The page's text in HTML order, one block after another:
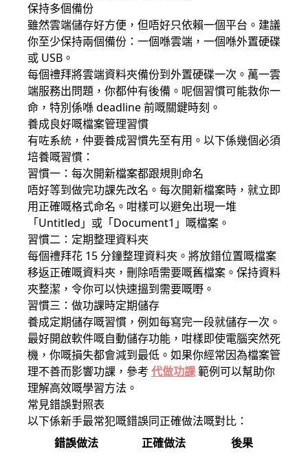
保持多個備份
雖然雲端儲存好方便，但唔好只依賴一個平台。建議
你至少保持兩個備份：一個喺雲端，一個喺外置硬碟
或 USB。
每個禮拜將雲端資料夾備份到外置硬碟一次。萬一雲
端服務出問題，你都仲有後備。呢個習慣可能救你一
命，特別係喺 deadline 前嘅關鍵時刻。
養成良好嘅檔案管理習慣
有咗系統，仲要養成習慣先至有用。以下係幾個必須
培養嘅習慣：
習慣一：每次開新檔案都跟規則命名
唔好等到做完功課先改名。每次開新檔案時，就立即
用正確嘅格式命名。咁樣可以避免出現一堆
「Untitled」或「Document1」嘅檔案。
習慣二：定期整理資料夾
每個禮拜花 15 分鐘整理資料夾。將放錯位置嘅檔案
移返正確嘅資料夾，刪除唔需要嘅舊檔案。保持資料
夾整潔，令你可以快速搵到需要嘅嘢。
習慣三：做功課時定期儲存
養成定期儲存嘅習慣，例如每寫完一段就儲存一次。
最好開啟軟件嘅自動儲存功能，咁樣即使電腦突然死
機，你嘅損失都會減到最低。如果你經常因為檔案管
理不善而影響功課，參考 代做功課範例可以幫助你
理解高效嘅學習方法。
常見錯誤對照表
以下係新手最常犯嘅錯誤同正確做法嘅對比：
錯誤做法
正確做法 後果